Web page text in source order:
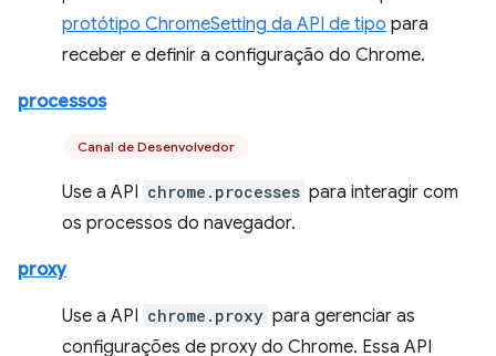
protótipo ChromeSetting da API de tipo para
receber e definir a configuração do Chrome.
processos
Canal de Desenvolvedor
Use a API chrome.processes para interagir com
os processos do navegador.
proxy
Use a API chrome.proxy para gerenciar as
configurações de proxy do Chrome. Essa API